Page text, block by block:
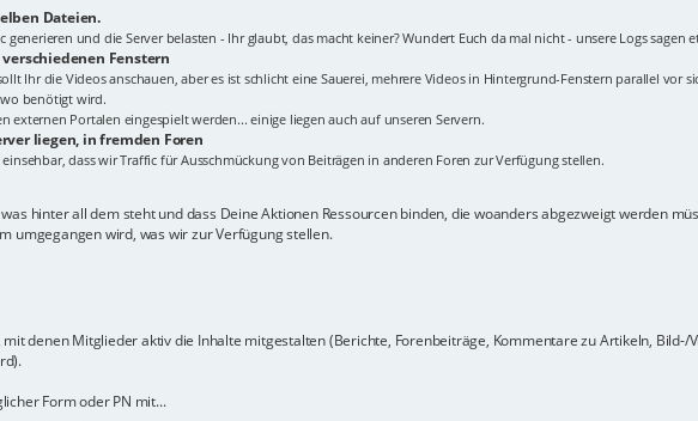
Dateien.
und die Server belasten - Ihr glaubt, das macht keiner? Wundert Euch da mal nicht - unsere Logs sagen
Fenstern
Ihr die Videos anschauen, aber es ist schlicht eine Sauerei, mehrere Videos in Hintergrund-Fenstern parallel vor
benötigt wird.
externen Portalen eingespielt werden... einige liegen auch auf unseren Servern.
liegen, in fremden Foren
dass wir Traffic für Ausschmückung von Beiträgen in anderen Foren zur Verfügung stellen.
hinter all dem steht und dass Deine Aktionen Ressourcen binden, die woanders abgezweigt werden
umgegangen wird, was wir zur Verfügung stellen.
denen Mitglieder aktiv die Inhalte mitgestalten (Berichte, Forenbeiträge, Kommentare zu Artikeln, Bild-/
Form oder PN mit...